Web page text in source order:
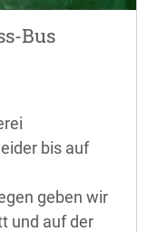
Bus
bis auf
geben wir
und auf der